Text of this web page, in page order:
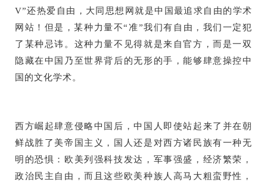
V”还热爱自由，大同思想网就是中国最追求自由的学术
网站！但是，某种力量不“准”我们有自由，我们一定犯
了某种忌讳。这种力量不见得就是来自官方，而是一双
隐藏在中国乃至世界背后的无形的手，能够肆意操控中
国的文化学术。
西方崛起肆意侵略中国后，中国人即使站起来了并在朝
鲜战胜了美帝国主义，国人还是对西方诸民族有一种无
明的恐惧：欧美列强科技发达，军事强盛，经济繁荣，
政治民主自由，而且这些欧美种族人高马大粗蛮野性，